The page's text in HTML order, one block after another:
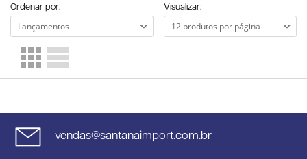
Ordenar por: Visualizar:
vendas@santanaimport.com.br